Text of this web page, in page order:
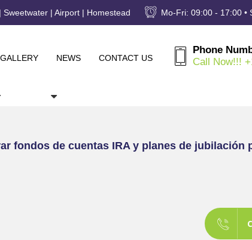
| Airport | Homestead Mo-Fri: 09:00 - 17:00 •
Phone
Call Now!!!
GALLERY NEWS CONTACT US
fondos de cuentas IRA y planes de jubilación